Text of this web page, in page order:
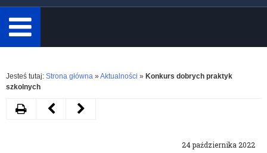
minimum
3
znaki.
Rozwiń
Jesteś tutaj: Strona główna » Aktualności » Konkurs dobrych praktyk
szkolnych
24 października 2022
DrukujNastępnyPoprzedni